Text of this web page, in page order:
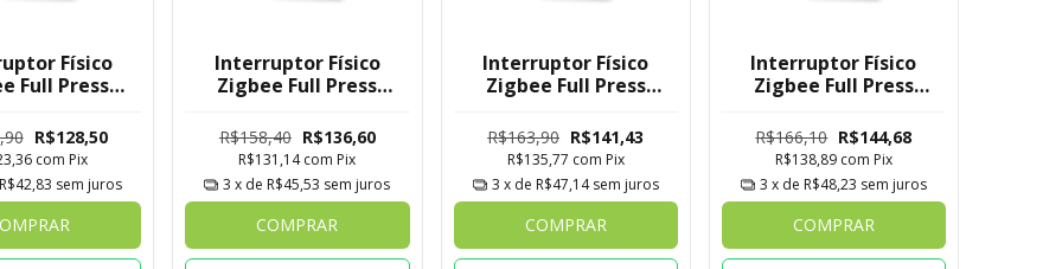
Físico
Full Press
BotãoR$128,50
com Pix
R$42,83 sem juros
Interruptor Físico
Zigbee Full Press
Botões
R$158,40 R$136,60
R$131,14com Pix
3 x de R$45,53 sem juros
COMPRAR
Interruptor Físico
Zigbee Full Press
Botões
R$163,90 R$141,43
R$135,77 com Pix
3 x de R$47,14 sem juros
COMPRAR
Interruptor Físico
Zigbee Full Press
Botões
R$166,10 R$144,68
R$138,89 com Pix
3 x de R$48,23 sem juros
COMPRAR